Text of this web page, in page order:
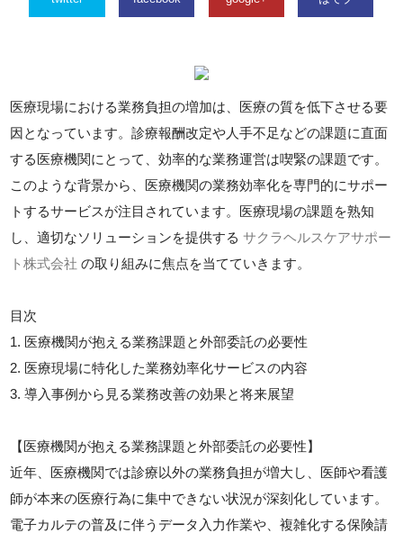
医療現場における業務負担の増加は、医療の質を低下させる要
因となっています。診療報酬改定や人手不足などの課題に直面
する医療機関にとって、効率的な業務運営は喫緊の課題です。
このような背景から、医療機関の業務効率化を専門的にサポー
トするサービスが注目されています。医療現場の課題を熟知
し、適切なソリューションを提供するサクラヘルスケアサポー
ト株式会社 の取り組みに焦点を当てていきます。
目次
1. 医療機関が抱える業務課題と外部委託の必要性
2. 医療現場に特化した業務効率化サービスの内容
3. 導入事例から見る業務改善の効果と将来展望
【医療機関が抱える業務課題と外部委託の必要性】
近年、医療機関では診療以外の業務負担が増大し、医師や看護
師が本来の医療行為に集中できない状況が深刻化しています。
電子カルテの普及に伴うデータ入力作業や、複雑化する保険請